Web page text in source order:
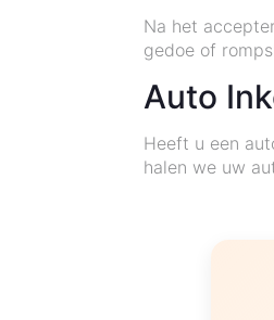
Na het
gedoe of
Auto
Heeft u een
halen we uw